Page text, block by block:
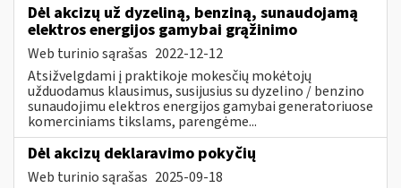
Dėl akcizų už dyzeliną, benziną, sunaudojamą
elektros energijos gamybai grąžinimo
Web turinio sąrašas 2022-12-12
Atsižvelgdami į praktikoje mokesčių mokėtojų
užduodamus klausimus, susijusius su dyzelino / benzino
sunaudojimu elektros energijos gamybai generatoriuose
komerciniams tikslams, parengėme...
​​​​​​​Dėl akcizų deklaravimo pokyčių
Web turinio sąrašas 2025-09-18